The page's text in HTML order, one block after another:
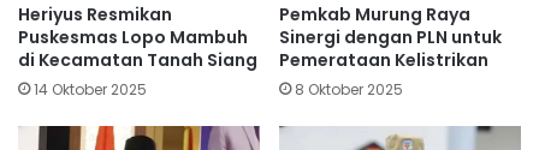
Heriyus Resmikan
Puskesmas Lopo Mambuh
di Kecamatan Tanah Siang
14 Oktober 2025
Pemkab Murung Raya
Sinergi dengan PLN untuk
Pemerataan Kelistrikan
8 Oktober 2025